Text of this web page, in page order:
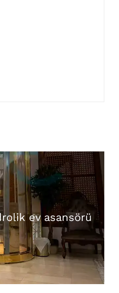
ev asansörü